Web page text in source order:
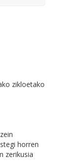
zikloetako
horren
zerikusia